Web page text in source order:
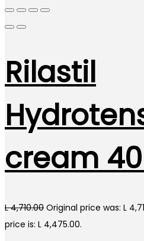
Rilastil
cream
L4,710.00 Original price was: L
price is: L 4,475.00.